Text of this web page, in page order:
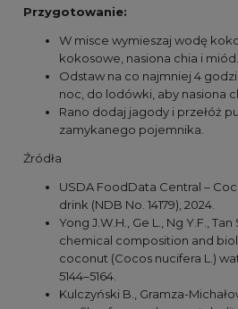
Przygotowanie:
W misce wymieszaj wodę
kokosowe, nasiona chia i miód.
Odstaw na co najmniej 4
noc, do lodówki, aby nasiona
Rano dodaj jagody i przełóż
zamykanego pojemnika.
Źródła
USDA FoodData Central –
drink (NDB No. 14179), 2024.
Yong J.W.H., Ge L., Ng Y.F., Tan
chemical composition and
coconut (Cocos nucifera L.)
5144–5164.
Kulczyński B., Gramza-